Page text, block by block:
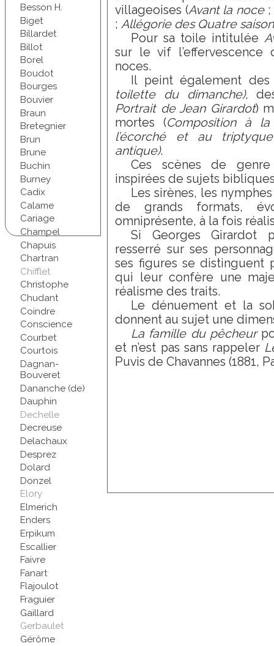
Besson H.
Biget
Billardet
Billot
Borel
Boudot
Bourges
Bouvier
Braun
Bretegnier
Brun
Brune
Buchin
Burney
Cadix
Calame
Cariage
Champel
Chapuis
Chartran
Chifflet
Christophe
Chudant
Coindre
Conscience
Courbet
Courtois
Dagnan-
Bouveret
Dananche (de)
Dauphin
Dechelle
Decreuse
Delachaux
Desprez
Dolard
Donzel
Elory
Elmerich
Enders
Erpikum
Escallier
Faivre
Fanart
Flajoulot
Fraguier
Gaillard
Gerbaulet
Gérôme
villageoises (Avant la noce;
;Allégorie des Quatre
Pour sa toile intitulée
sur le vif l’effervescence
noces.
Il peint également
toilette du dimanche),
Portrait de Jean Girardot)
mortes (Composition à la
l’écorché et au triptyque
antique).
Ces scènes de
inspirées de sujets
Les sirènes, les
de grands formats,
omniprésente, à la fois
Si Georges Girardot
resserré sur ses
ses figures se distinguent
qui leur confère une
réalisme des traits.
Le dénuement et la
donnent au sujet une
La famille du pêcheur
et n’est pas sans rappeler
Puvis de Chavannes (1881,